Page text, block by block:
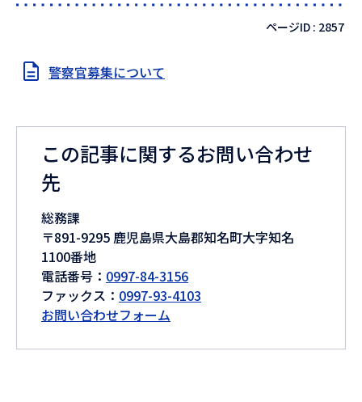
ページID : 2857
警察官募集について
この記事に関するお問い合わせ
先
総務課
〒891-9295 鹿児島県大島郡知名町大字知名
1100番地
電話番号： 0997-84-3156
ファックス： 0997-93-4103
お問い合わせフォーム